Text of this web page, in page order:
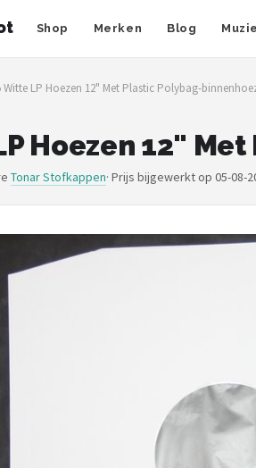
Shop Merken Blog
Witte LP Hoezen 12" Met Plastic Polybag-
Hoezen 12"
Tonar Stofkappen· Prijs bijgewerkt op 05-08-